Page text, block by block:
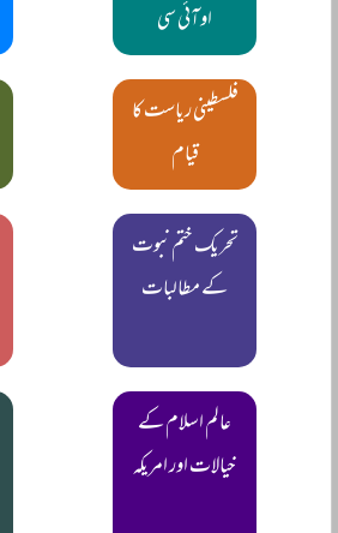
او آئی سی
فلسطینی ریاست کا
قیام
تحریک ختم نبوت
کے مطالبات
عالم اسلام کے
خیالات اور امریکہ